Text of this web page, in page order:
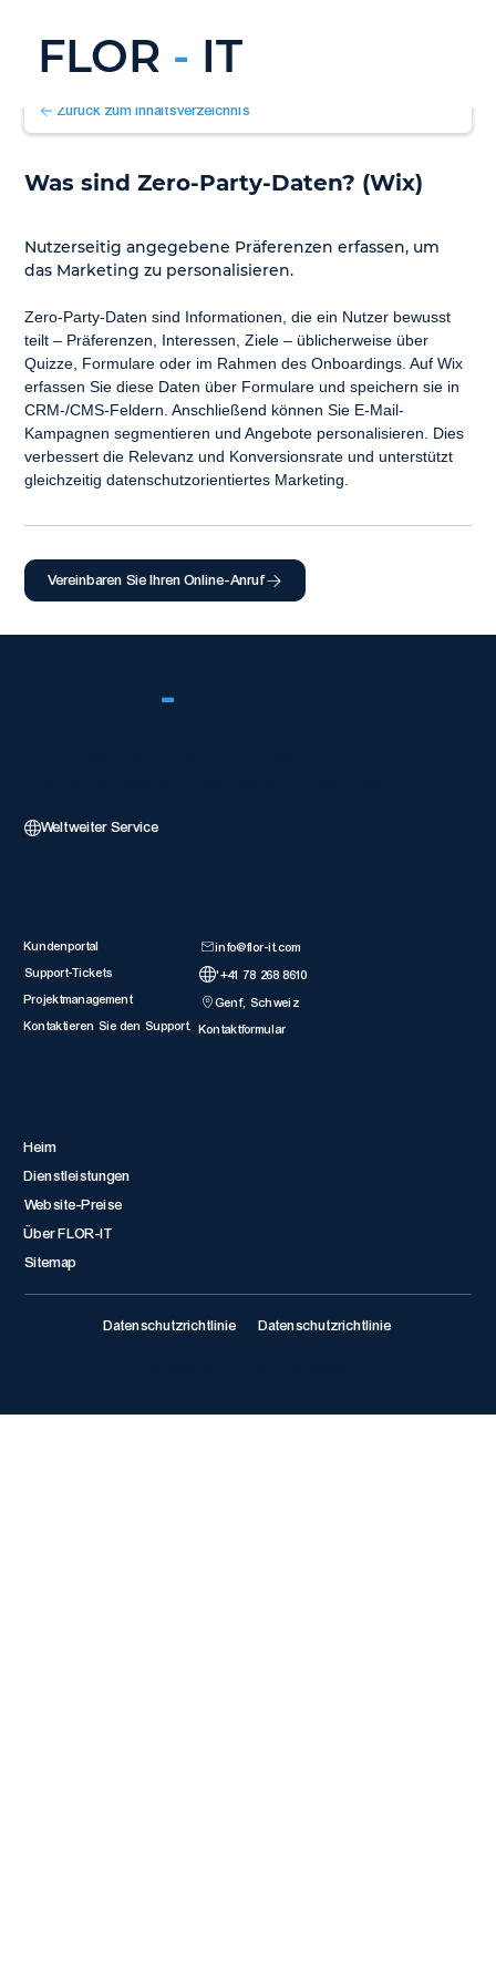
FLOR - IT
Zurück zum Inhaltsverzeichnis
Was sind Zero-Party-Daten? (Wix)
Nutzerseitig angegebene Präferenzen erfassen, um
das Marketing zu personalisieren.
Zero-Party-Daten sind Informationen, die ein Nutzer bewusst
teilt – Präferenzen, Interessen, Ziele – üblicherweise über
Quizze, Formulare oder im Rahmen des Onboardings. Auf Wix
erfassen Sie diese Daten über Formulare und speichern sie in
CRM-/CMS-Feldern. Anschließend können Sie E-Mail-
Kampagnen segmentieren und Angebote personalisieren. Dies
verbessert die Relevanz und Konversionsrate und unterstützt
gleichzeitig datenschutzorientiertes Marketing.
Vereinbaren Sie Ihren Online-Anruf
-
Weltweiter Service
Kundenportal
Support-Tickets
Projektmanagement
Kontaktieren Sie den Support.
info@flor-it.com
'+41 78 268 8610
Genf, Schweiz
Kontaktformular
Heim
Dienstleistungen
Website-Preise
Über FLOR-IT
Sitemap
Datenschutzrichtlinie Datenschutzrichtlinie